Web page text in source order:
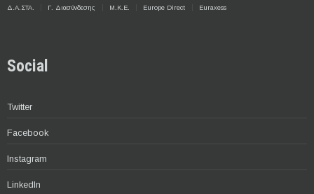
Δ.Α.ΣΤΑ. Γ. Διασύνδεσης Μ.Κ.Ε. Europe Direct Euraxess
Social
Twitter
Facebook
Instagram
LinkedIn